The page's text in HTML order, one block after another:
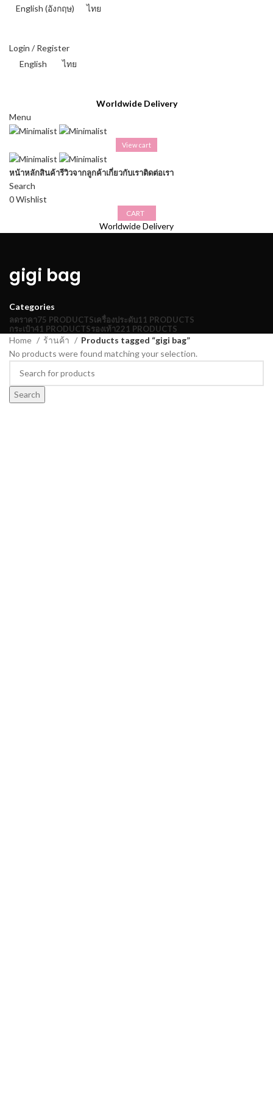
English (อังกฤษ) ไทย
Login / Register
English
ไทย
Worldwide Delivery
Menu
View cart
หน้าหลักสินค้ารีวิวจากลูกค้าเกี่ยวกับเราติดต่อเรา
Search
0Wishlist
CART
Worldwide Delivery
gigi bag
Categories
ลดราคา75 PRODUCTSเครื่องประดับ11 PRODUCTS
กระเป๋า41 PRODUCTSรองเท้า221 PRODUCTS
Home ร้านค้า
Products tagged “gigi bag”
No products were found matching your selection.
Search